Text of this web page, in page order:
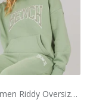
Bench Damen Riddy Oversized Hoodie Sage Green